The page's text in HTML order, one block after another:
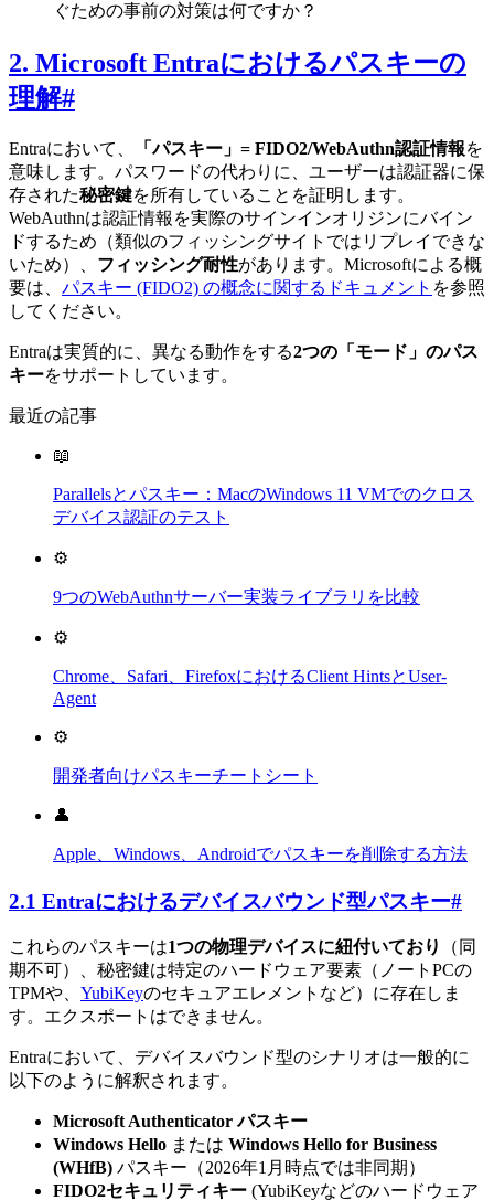
ぐための事前の対策は何ですか？
2. Microsoft Entraにおけるパスキーの
理解#
Entraにおいて、 「パスキー」= FIDO2/WebAuthn認証情報を
意味します。パスワードの代わりに、ユーザーは認証器に保
存された秘密鍵を所有していることを証明します。
WebAuthnは認証情報を実際のサインインオリジンにバイン
ドするため（類似のフィッシングサイトではリプレイできな
いため）、 フィッシング耐性があります。Microsoftによる概
要は、 パスキー (FIDO2) の概念に関するドキュメント を参照
してください。
Entraは実質的に、異なる動作をする2つの「モード」のパス
キーをサポートしています。
最近の記事
📖
Parallelsとパスキー：MacのWindows 11 VMでのクロス
デバイス認証のテスト
⚙️
9つのWebAuthnサーバー実装ライブラリを比較
⚙️
Chrome、Safari、FirefoxにおけるClient HintsとUser-
Agent
⚙️
開発者向けパスキーチートシート
👤
Apple、Windows、Androidでパスキーを削除する方法
2.1 Entraにおけるデバイスバウンド型パスキー#
これらのパスキーは1つの物理デバイスに紐付いており
（同
期不可）、秘密鍵は特定のハードウェア要素（ノートPCの
TPMや、 YubiKeyのセキュアエレメントなど）に存在しま
す。エクスポートはできません。
Entraにおいて、デバイスバウンド型のシナリオは一般的に
以下のように解釈されます。
Microsoft Authenticator パスキー
Windows Hello または Windows Hello for Business
(WHfB) パスキー（2026年1月時点では非同期）
FIDO2セキュリティキー (YubiKeyなどのハードウェア